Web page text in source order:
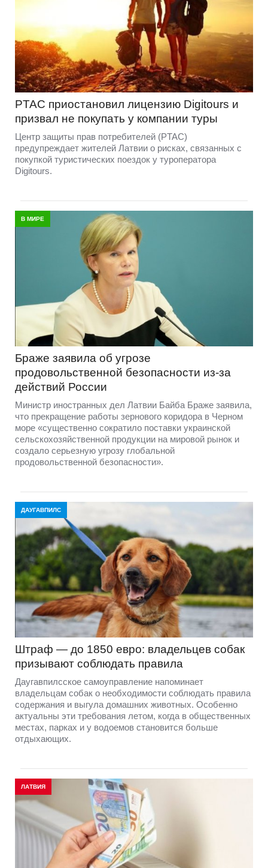
PTAC приостановил лицензию Digitours и
призвал не покупать у компании туры
Центр защиты прав потребителей (PTAC)
предупреждает жителей Латвии о рисках, связанных с
покупкой туристических поездок у туроператора
Digitours.
В МИРЕ
Браже заявила об угрозе
продовольственной безопасности из-за
действий России
Министр иностранных дел Латвии Байба Браже заявила,
что прекращение работы зернового коридора в Черном
море «существенно сократило поставки украинской
сельскохозяйственной продукции на мировой рынок и
создало серьезную угрозу глобальной
продовольственной безопасности».
ДАУГАВПИЛС
Штраф — до 1850 евро: владельцев собак
призывают соблюдать правила
Даугавпилсское самоуправление напоминает
владельцам собак о необходимости соблюдать правила
содержания и выгула домашних животных. Особенно
актуальны эти требования летом, когда в общественных
местах, парках и у водоемов становится больше
отдыхающих.
ЛАТВИЯ